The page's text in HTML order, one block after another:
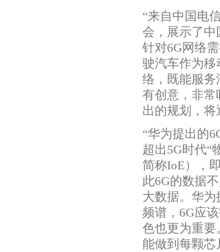
“来自中国电
会，展示了中
针对6G网络
驶汽车作为
络，既能服务
有创意，非常
出的规划，
“华为提出的
超出5G时代“
简称IoE），
此6G的数据
大数据。华
频谱，6G应
色也更为重
能做到每颗